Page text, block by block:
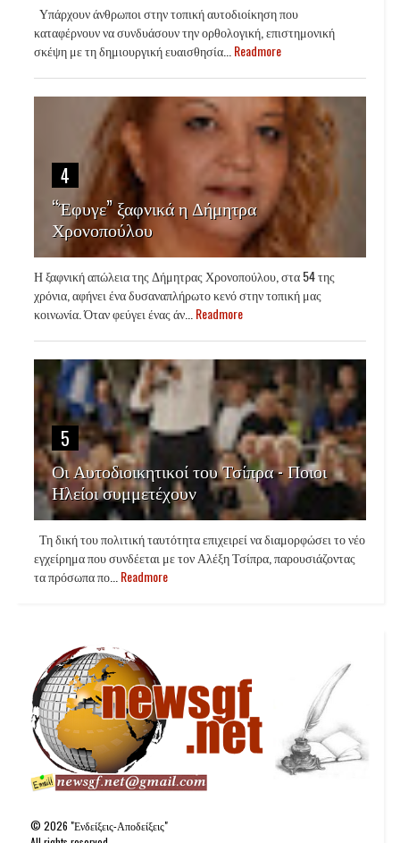
Υπάρχουν άνθρωποι στην τοπική αυτοδιοίκηση που
καταφέρνουν να συνδυάσουν την ορθολογική, επιστημονική
σκέψη με τη δημιουργική ευαισθησία... Readmore
4
“Έφυγε” ξαφνικά η Δήμητρα
Χρονοπούλου
Η ξαφνική απώλεια της Δήμητρας Χρονοπούλου, στα 54 της
χρόνια, αφήνει ένα δυσαναπλήρωτο κενό στην τοπική μας
κοινωνία. Όταν φεύγει ένας άν... Readmore
5
Οι Αυτοδιοικητικοί του Τσίπρα - Ποιοι
Ηλείοι συμμετέχουν
Τη δική του πολιτική ταυτότητα επιχειρεί να διαμορφώσει το νέο
εγχείρημα που συνδέεται με τον Αλέξη Τσίπρα, παρουσιάζοντας
τα πρόσωπα πο... Readmore
©2026 "Ενδείξεις-Αποδείξεις"